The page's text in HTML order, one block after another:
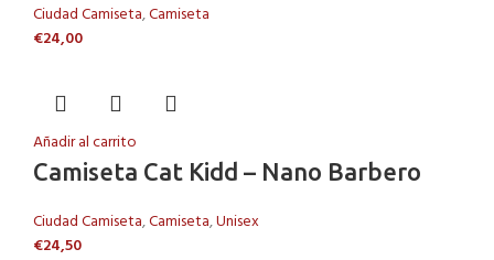
Ciudad Camiseta,Camiseta
€24,00
Añadir al carrito
Camiseta Cat Kidd – Nano Barbero
Ciudad Camiseta,Camiseta,Unisex
€24,50